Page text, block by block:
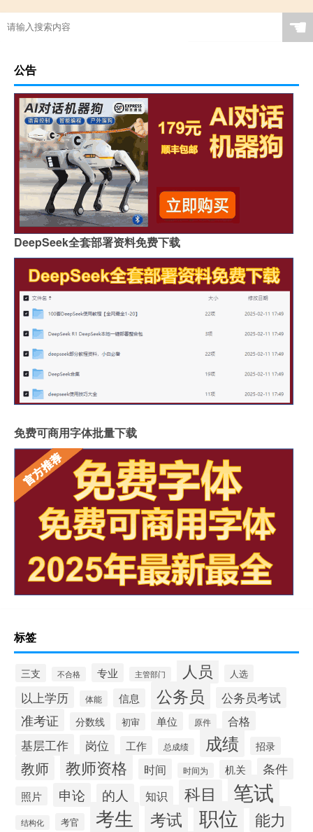
☚
公告
DeepSeek全套部署资料免费下载
免费可商用字体批量下载
标签
三支 不合格 专业 主管部门 人员 人选
以上学历 体能 信息 公务员 公务员考试
准考证 分数线 初审 单位 原件 合格
基层工作 岗位 工作 总成绩 成绩 招录
教师 教师资格 时间 时间为 机关 条件
照片 申论 的人 知识 科目 笔试
结构化 考官 考生 考试 职位 能力